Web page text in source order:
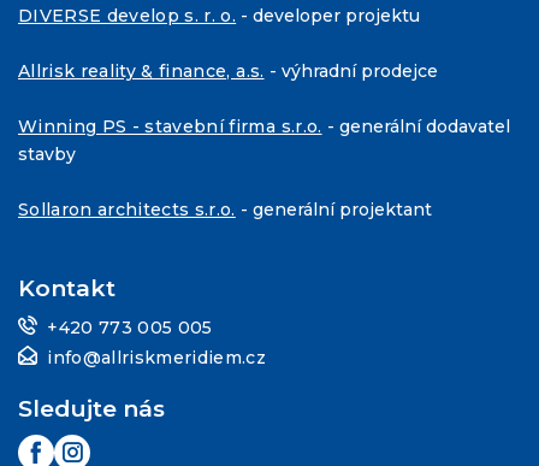
DIVERSE develop s. r. o. - developer projektu
Allrisk reality & finance, a.s. - výhradní prodejce
Winning PS - stavební firma s.r.o. - generální dodavatel
stavby
Sollaron architects s.r.o. - generální projektant
Kontakt
+420 773 005 005
info@allriskmeridiem.cz
Sledujte nás